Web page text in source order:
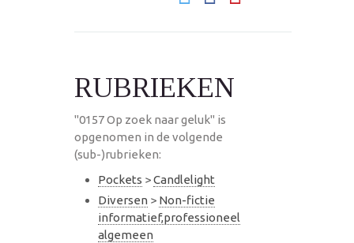
RUBRIEKEN
"0157 Op zoek naar geluk" is
opgenomen in de volgende
(sub-)rubrieken:
Pockets >Candlelight
Diversen > Non-fictie
informatief,professioneel
algemeen